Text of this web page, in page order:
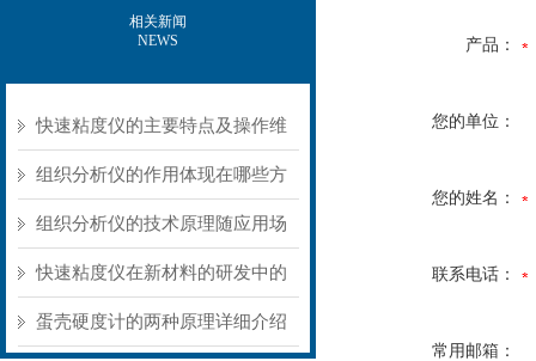
相关新闻
NEWS
快速粘度仪的主要特点及操作维
护方式
组织分析仪的作用体现在哪些方
面？
组织分析仪的技术原理随应用场
景不同存在明显差异
快速粘度仪在新材料的研发中的
应用
蛋壳硬度计的两种原理详细介绍
产品：
您的单位：
您的姓名：
联系电话：
常用邮箱：